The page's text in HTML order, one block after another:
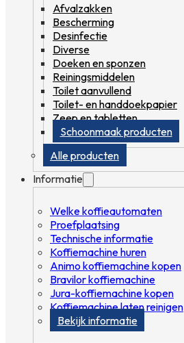
Afvalzakken
Bescherming
Desinfectie
Diverse
Doeken en sponzen
Reiningsmiddelen
Toilet aanvullend
Toilet- en handdoekpapier
Zeep en tabletten
Schoonmaak producten
Alle producten
Informatie
Welke koffieautomaten
Proefplaatsing
Technische informatie
Koffiemachine huren
Animo koffiemachine kopen
Bravilor koffiemachine
Jura-koffiemachine kopen
Koffiemachine laten reinigen
Bekijk informatie